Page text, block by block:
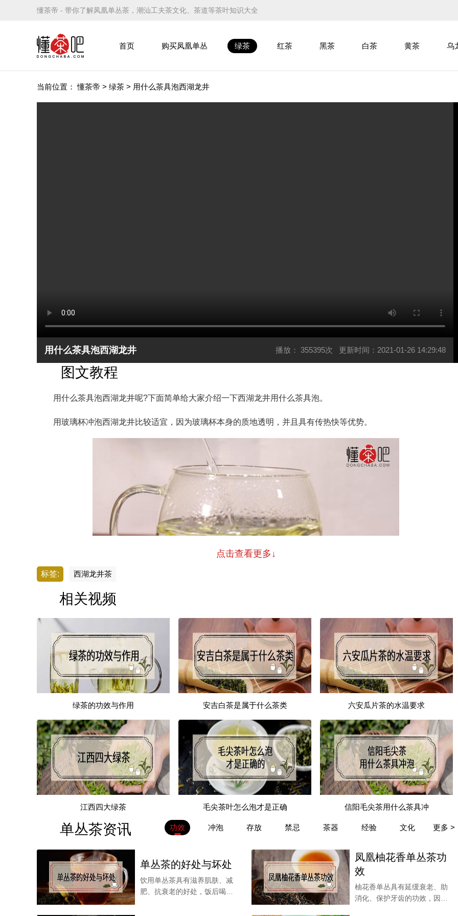
懂茶帝 - 带你了解凤凰单丛茶，潮汕工夫茶文化、茶道等茶叶知识大全
首页 购买凤凰单丛 绿茶 红茶 黑茶 白茶 黄茶 乌
当前位置：懂茶帝 > 绿茶 > 用什么茶具泡西湖龙井
用什么茶具泡西湖龙井 播放： 355395次 更新时间：2021-01-26 14:29:48
图文教程
用什么茶具泡西湖龙井呢?下面简单给大家介绍一下西湖龙井用什么茶具泡。
用玻璃杯冲泡西湖龙井比较适宜，因为玻璃杯本身的质地透明，并且具有传热快等优势。
而西湖龙井本身不耐高温，用玻璃杯冲泡的时候，可以将西湖龙井的舒展情形和茶汤颜色一览无遗，这样能够更
好的观赏茶叶的形状。
本身就是比较娇贵的，如果不多加注意的话，那么很有可能会使得西湖龙井的口感发生变化。
点击查看更多↓
标签: 西湖龙井茶
相关视频
绿茶的功效与作用 安吉白茶是属于什么茶类 六安瓜片茶的水温要求
江西四大绿茶 毛尖茶叶怎么泡才是正确 信阳毛尖茶用什么茶具冲
单丛茶资讯 功效 冲泡 存放 禁忌 茶器 经验 文化 更多 >
单丛茶的好处与坏处
饮用单丛茶具有滋养肌肤、减
肥、抗衰老的好处，饭后喝一
凤凰柚花香单丛茶功
效
柚花香单丛具有延缓衰老、助
消化、保护牙齿的功效，因为